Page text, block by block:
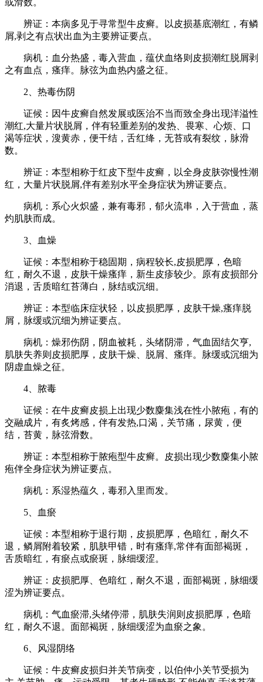
辨证：本病多见于寻常型牛皮癣。以皮损基底潮红，有鳞
屑,剥之有点状出血为主要辨证要点。
病机：血分热盛，毒入营血，蕴伏血络则皮损潮红脱屑剥
之有血点，瘙痒。脉弦为血热内盛之征。
2、热毒伤阴
证候：因牛皮癣自然发展或医治不当而致全身出现洋溢性
潮红,大量片状脱屑，伴有轻重差别的发热、畏寒、心烦、口
渴等症状，溲黄赤，便干结，舌红绛，无苔或有裂纹，脉滑
数。
辨证：本型相称于红皮下型牛皮癣，以全身皮肤弥慢性潮
红，大量片状脱屑,伴有差别水平全身症状为辨证要点。
病机：系心火炽盛，兼有毒邪，郁火流串，入于营血，蒸
灼肌肤而成。
3、血燥
证候：本型相称于稳固期，病程较长,皮损肥厚，色暗
红，耐久不退，皮肤干燥瘙痒，新生皮疹较少。原有皮损部分
消退，舌质暗红苔薄白，脉结或沉细。
辨证：本型临床症状轻，以皮损肥厚，皮肤干燥,瘙痒脱
屑，脉缓或沉细为辨证要点。
病机：燥邪伤阴，阴血被耗，头绪阴滞，气血固结欠亨,
肌肤失养则皮损肥厚，皮肤干燥、脱屑、瘙痒。脉缓或沉细为
阴虚血燥之征。
4、脓毒
证候：在牛皮癣皮损上出现少数麋集浅在性小脓疱，有的
交融成片，有炙烤感，伴有发热,口渴，关节痛，尿黄，便
结，苔黄，脉弦滑数。
辨证：本型相称于脓疱型牛皮癣。皮损出现少数麋集小脓
疱伴全身症状为辨证要点。
病机：系湿热蕴久，毒邪入里而发。
5、血瘀
证候：本型相称于退行期，皮损肥厚，色暗红，耐久不
退，鳞屑附着较紧，肌肤甲错，时有瘙痒,常伴有面部褐斑，
舌质暗红，有瘀点或瘀斑，脉细缓涩。
辨证：皮损肥厚、色暗红，耐久不退，面部褐斑，脉细缓
涩为辨证要点。
病机：气血瘀滞,头绪停滞，肌肤失润则皮损肥厚，色暗
红，耐久不退。面部褐斑，脉细缓涩为血瘀之象。
6、风湿阴络
证候：牛皮癣皮损归并关节病变，以伯仲小关节受损为